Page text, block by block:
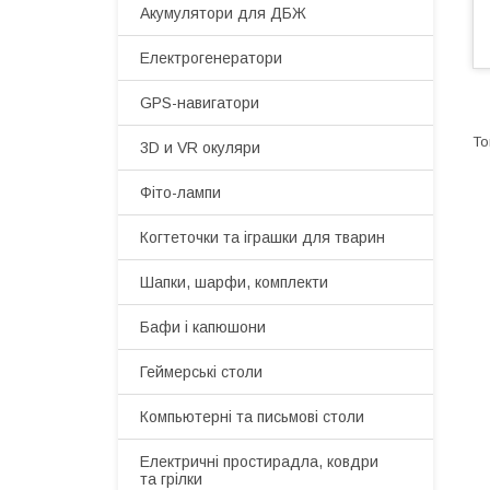
Акумулятори для ДБЖ
Електрогенератори
GPS-навигатори
3D и VR окуляри
Фіто-лампи
Когтеточки та іграшки для тварин
Шапки, шарфи, комплекти
Бафи і капюшони
Геймерські столи
Компьютерні та письмові столи
Електричні простирадла, ковдри
та грілки